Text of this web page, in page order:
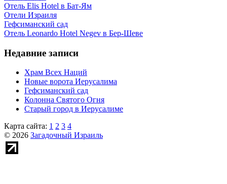
Отель Elis Hotel в Бат-Ям
Отели Израиля
Гефсиманский сад
Отель Leonardo Hotel Negev в Бер-Шеве
Недавние записи
Храм Всех Наций
Новые ворота Иерусалима
Гефсиманский сад
Колонна Святого Огня
Старый город в Иерусалиме
Карта сайта: 1 2 3 4
© 2026 Загадочный Израиль